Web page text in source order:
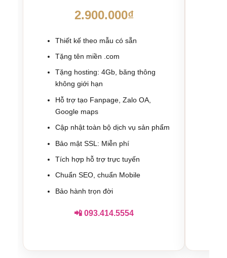
2.900.000₫
Thiết kế theo mẫu có sẵn
Tặng tên miền .com
Tặng hosting: 4Gb, băng thông
không giới hạn
Hỗ trợ tạo Fanpage, Zalo OA,
Google maps
Cập nhật toàn bộ dịch vụ sản phẩm
Bảo mật SSL: Miễn phí
Tích hợp hỗ trợ trực tuyến
Chuẩn SEO, chuẩn Mobile
Bảo hành trọn đời
📲 093.414.5554